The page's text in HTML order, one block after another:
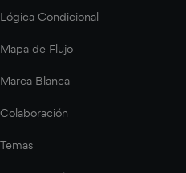
Lógica Condicional
Mapa de Flujo
Marca Blanca
Colaboración
Temas